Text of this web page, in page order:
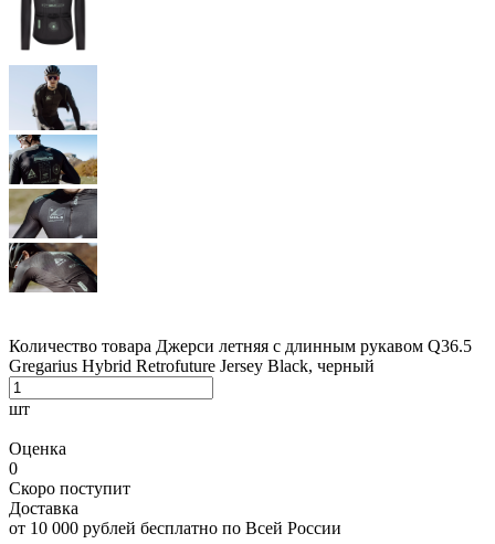
Количество товара Джерси летняя с длинным рукавом Q36.5
Gregarius Hybrid Retrofuture Jersey Black, черный
шт
Оценка
0
Скоро поступит
Доставка
от 10 000 рублей бесплатно по Всей России